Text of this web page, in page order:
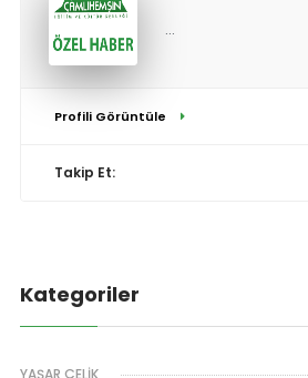
...
Profili Görüntüle
Takip Et:
Kategoriler
YAŞAR ÇELİK